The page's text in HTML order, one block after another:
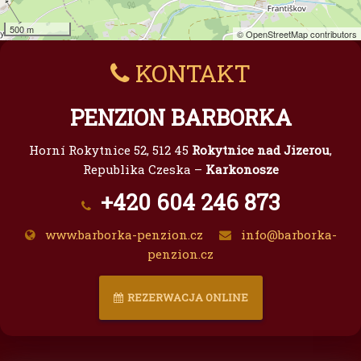
500 m © OpenStreetMap contributors
KONTAKT
PENZION BARBORKA
Horní Rokytnice 52, 512 45 Rokytnice nad Jizerou,
Republika Czeska – Karkonosze
+420 604 246 873
www.barborka-penzion.cz
info@barborka-
penzion.cz
REZERWACJA ONLINE